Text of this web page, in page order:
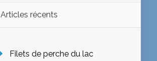
Articles récents
Filets de perche du lac